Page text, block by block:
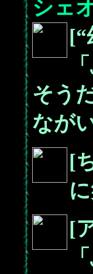
シェ
[“
そう
なが
[
[